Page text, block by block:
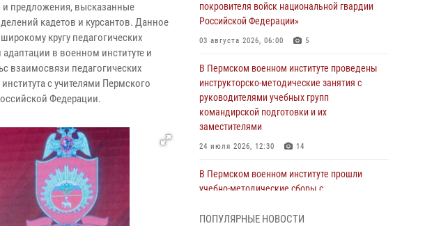
предложения, высказанные
кадетов и курсантов. Данное
кругу педагогических
в военном институте и
взаимосвязи педагогических
с учителями Пермского
Федерации.
покровителя войск национальной гвардии
Российской Федерации»
03 августа 2026, 06:00 5
В Пермском военном институте проведены
инструкторско-методические занятия с
руководителями учебных групп
командирской подготовки и их
заместителями
24 июля 2026, 12:30 14
В Пермском военном институте прошли
учебно-методические сборы с
подготовки
ПОПУЛЯРНЫЕ НОВОСТИ